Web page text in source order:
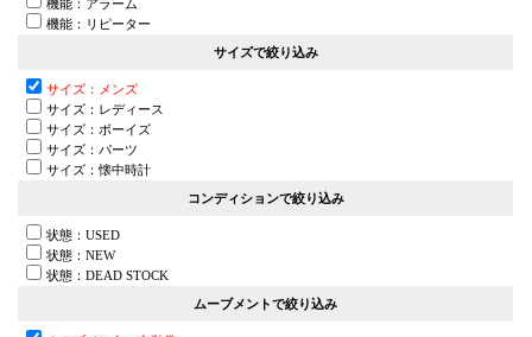
機能：アラーム
機能：リピーター
サイズで絞り込み
サイズ：メンズ
サイズ：レディース
サイズ：ボーイズ
サイズ：パーツ
サイズ：懐中時計
コンディションで絞り込み
状態：USED
状態：NEW
状態：DEAD STOCK
ムーブメントで絞り込み